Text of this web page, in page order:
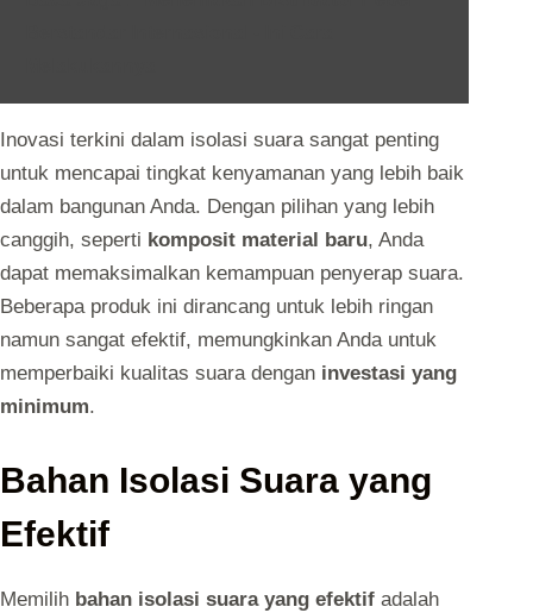
Inovasi terkini dalam isolasi suara sangat penting
untuk mencapai tingkat kenyamanan yang lebih baik
dalam bangunan Anda. Dengan pilihan yang lebih
canggih, seperti komposit material baru, Anda
dapat memaksimalkan kemampuan penyerap suara.
Beberapa produk ini dirancang untuk lebih ringan
namun sangat efektif, memungkinkan Anda untuk
memperbaiki kualitas suara dengan investasi yang
minimum.
Bahan Isolasi Suara yang
Efektif
Memilih bahan isolasi suara yang efektif adalah